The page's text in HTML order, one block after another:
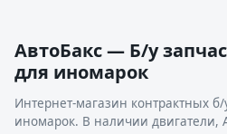
АвтоБакс — Б/у
для иномарок
Интернет-магазин контрактных б/
иномарок. В наличии